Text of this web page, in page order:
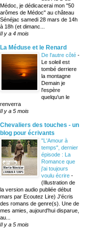
Médoc, je dédicacerai mon "50
arômes de Médoc" au château
Sénéjac samedi 28 mars de 14h
à 18h (et dimanc...
Il y a 4 mois
La Méduse et le Renard
De l'autre côté -
Le soleil est
tombé derriere
la montagne
Demain je
l'espère
quelqu'un le
renverra
Il y a 5 mois
Chevaliers des touches - un
blog pour écrivants
"L'Amour à
temps", dernier
épisode : La
Romance que
j'ai toujours
voulu écrire -
(Illustration de
la version audio publiée début
mars par Ecoutez Lire) J'écris
des romans de genre(s). Une de
mes amies, aujourd'hui disparue,
au...
Il y a 5 mois